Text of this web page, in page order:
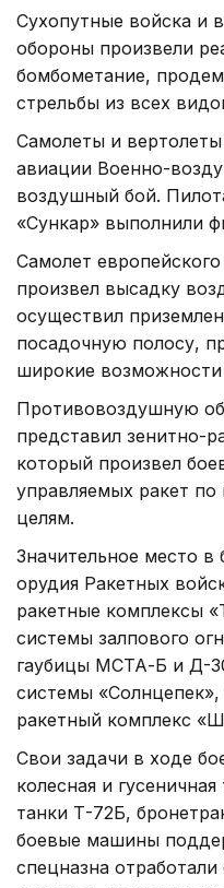
Сухопутные войска и
обороны произвели
бомбометание,
стрельбы из всех
Самолеты и
авиации Военно-
воздушный бой.
«Сункар» выполнили
Самолет
произвел высадку
осуществил
посадочную полосу,
широкие возможности
Противовоздушную
представил зенитно-
который произвел
управляемых ракет
целям.
Значительное место в
орудия Ракетных
ракетные комплексы
системы залпового
гаубицы МСТА-Б и Д-
системы
ракетный комплекс
Свои задачи в ходе
колесная и
танки Т-72Б,
боевые машины
спецназна